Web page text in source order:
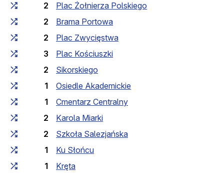
2
Plac Żołnierza Polskiego
2
Brama Portowa
2
Plac Zwycięstwa
3
Plac Kościuszki
2
Sikorskiego
1
Osiedle Akademickie
1
Cmentarz Centralny
2
Karola Miarki
2
Szkoła Salezjańska
1
Ku Słońcu
1
Kręta